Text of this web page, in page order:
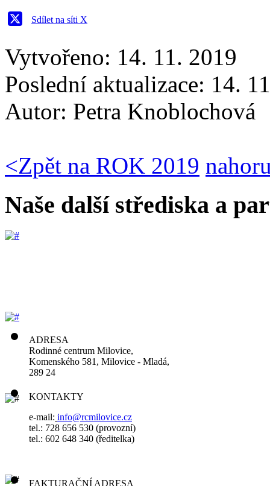
Sdílet na síti X
Vytvořeno: 14. 11. 2019
Poslední aktualizace: 14.
Autor: Petra Knoblochová
<Zpět na ROK 2019
Naše další střediska a
ADRESA
Rodinné centrum Milovice,
Komenského 581, Milovice - Mladá,
289 24
KONTAKTY
e-mail: info@rcmilovice.cz
tel.: 728 656 530 (provozní)
tel.: 602 648 340 (ředitelka)
FAKTURAČNÍ ADRESA